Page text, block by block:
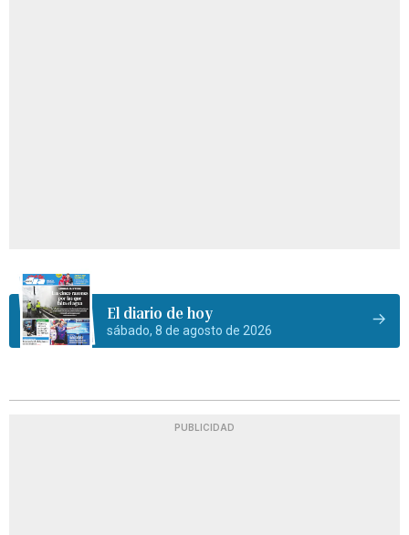
El diario de hoy
sábado, 8 de agosto de 2026
PUBLICIDAD